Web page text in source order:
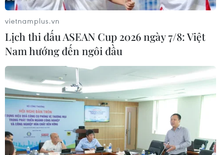
vietnamplus.vn
Lịch thi đấu ASEAN Cup 2026 ngày 7/8: Việt
Nam hướng đến ngôi đầu